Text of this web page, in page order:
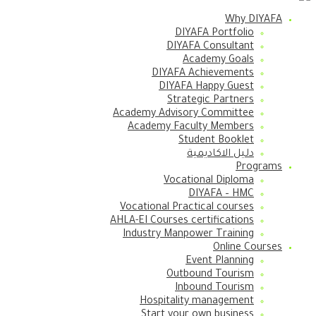
Why DIYAFA
DIYAFA Portfolio
DIYAFA Consultant
Academy Goals
DIYAFA Achievements
DIYAFA Happy Guest
Strategic Partners
Academy Advisory Committee
Academy Faculty Members
Student Booklet
دليل الاكاديمية
Programs
Vocational Diploma
DIYAFA – HMC
Vocational Practical courses
AHLA-EI Courses certifications
Industry Manpower Training
Online Courses
Event Planning
Outbound Tourism
Inbound Tourism
Hospitality management